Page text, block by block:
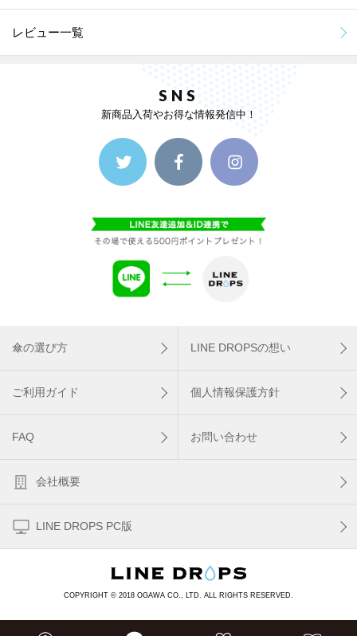
レビュー一覧
SNS
新商品入荷やお得な情報発信中！
傘の選び方 LINE DROPSの想い
ご利用ガイド 個人情報保護方針
FAQ お問い合わせ
会社概要
LINE DROPS PC版
COPYRIGHT © 2018 OGAWA CO., LTD. ALL RIGHTS RESERVED.